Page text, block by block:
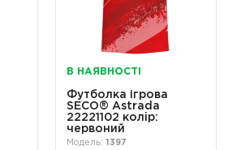
В НАЯВНОСТІ
Футболка ігрова
SECO® Astrada
22221102 колiр:
червоний
1397